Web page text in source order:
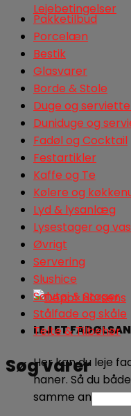
Lejebetingelser
LEJ ET
Her kan du leje
haner. Så du
samme anlæg.
Pakketilbud
Porcelæn
Bestik
Glasvarer
Borde & Stole
Duge og
Duniduge og
Fadøl og Cocktail
Festartikler
Kaffe og Te
Kølere og
Lyd & lysanlæg
Lysestager og
Øvrigt
Servering
Slushice
Sølvtøj & Stager
Stålfade og skåle
Telte & Tilbehør
Søg varer